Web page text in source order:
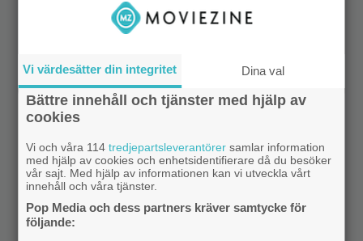
Vi värdesätter din integritet Dina val
Bättre innehåll och tjänster med hjälp av
cookies
Vi och våra 114tredjepartsleverantörer samlar information
med hjälp av cookies och enhetsidentifierare då du besöker
vår sajt. Med hjälp av informationen kan vi utveckla vårt
innehåll och våra tjänster.
Pop Media och dess partners kräver samtycke för
följande: